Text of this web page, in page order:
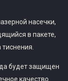
насечки,
в пакете,
будет защищен
качество